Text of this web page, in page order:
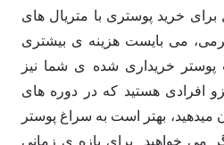
خرید پوستری با متریال های
می بایست هزینه ی بیشتری
خریداری شده ی شما نیز
افرادی هستید که در دوره های
میدهید، بهتر است به سراغ پوستر
می خواهید برای بازه ی زمانی